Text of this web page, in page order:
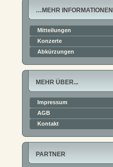
…MEHR INFORMATIONEN
Mitteilungen
Konzerte
Abkürzungen
MEHR ÜBER...
Impressum
AGB
Kontakt
PARTNER